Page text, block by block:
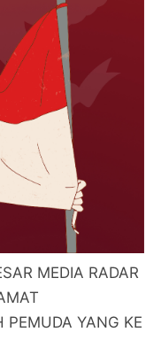
MEDIA RADAR
PEMUDA YANG KE